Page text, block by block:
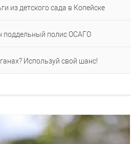
из детского сада в Копейске
поддельный полис ОСАГО
Используй свой шанс!